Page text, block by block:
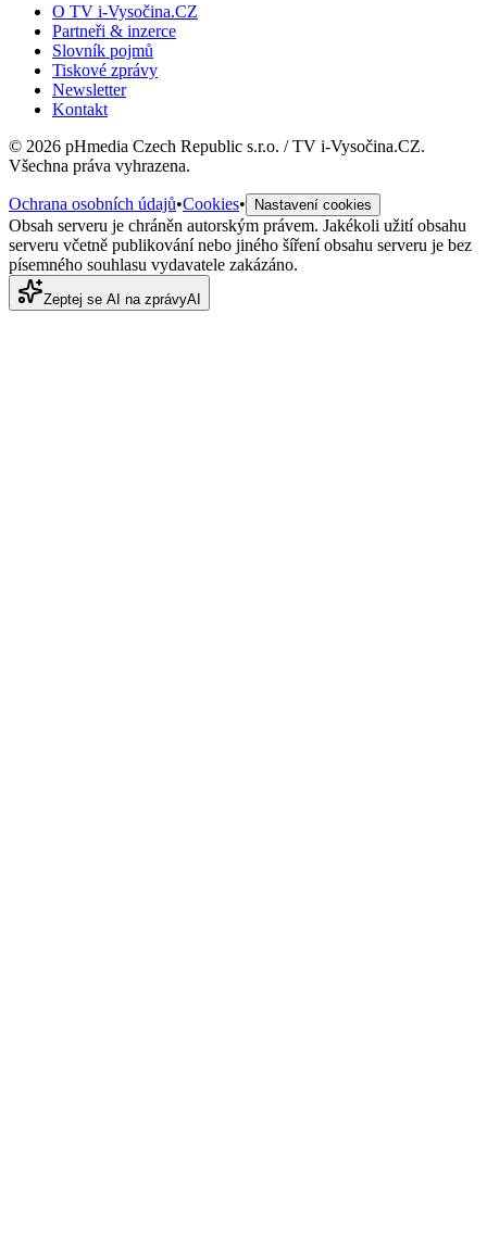
O TV i-Vysočina.CZ
Partneři & inzerce
Slovník pojmů
Tiskové zprávy
Newsletter
Kontakt
© 2026 pHmedia Czech Republic s.r.o. / TV i-Vysočina.CZ.
Všechna práva vyhrazena.
Ochrana osobních údajů•Cookies• Nastavení cookies
Obsah serveru je chráněn autorským právem. Jakékoli užití obsahu
serveru včetně publikování nebo jiného šíření obsahu serveru je bez
písemného souhlasu vydavatele zakázáno.
Zeptej se AI na zprávyAI